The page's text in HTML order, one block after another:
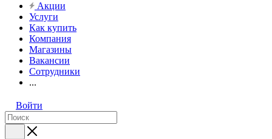
Акции
Услуги
Как купить
Компания
Магазины
Вакансии
Сотрудники
...
Войти